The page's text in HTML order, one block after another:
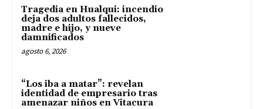
Tragedia en Hualqui: incendio
deja dos adultos fallecidos,
madre e hijo, y nueve
damnificados
agosto 6, 2026
“Los iba a matar”: revelan
identidad de empresario tras
amenazar niños en Vitacura